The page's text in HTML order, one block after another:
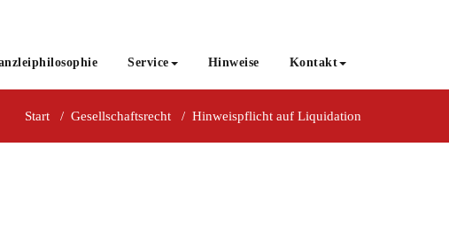
Service Hinweise Kontakt
Start / Gesellschaftsrecht / Hinweispflicht auf Liquidation